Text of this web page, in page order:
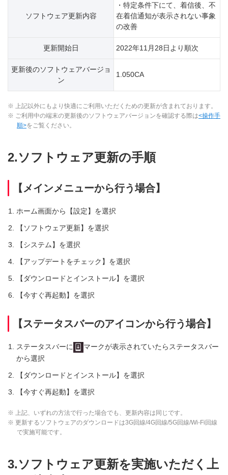
ソフトウェア更新内容
・特定条件下にて、着信後、不
在着信通知が表示されない事象
の改善
更新開始日 2022年11月28日より順次
更新後のソフトウェアバージョ
ン
1.050CA
※ 上記以外にもより快適にご利用いただくための更新が含まれております。
※ ご利用中の端末の更新後のソフトウェアバージョンを確認する際は<操作手
順>をご覧ください。
2.ソフトウェア更新の手順
【メインメニューから行う場合】
ホーム画面から【設定】を選択
【ソフトウェア更新】を選択
【システム】を選択
【アップデートをチェック】を選択
【ダウンロードとインストール】を選択
【今すぐ再起動】を選択
【ステータスバーのアイコンから行う場合】
ステータスバーに
マークが表示されていたらステータスバー
から選択
【ダウンロードとインストール】を選択
【今すぐ再起動】を選択
※ 上記、いずれの方法で行った場合でも、更新内容は同じです。
※ 更新するソフトウェアのダウンロードは3G回線/4G回線/5G回線/Wi-Fi回線
で実施可能です。
3.ソフトウェア更新を実施いただく上